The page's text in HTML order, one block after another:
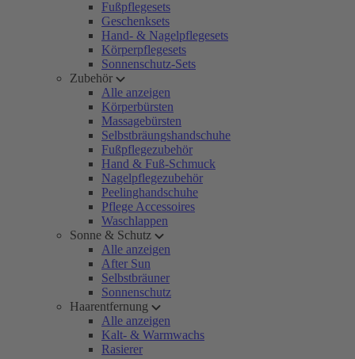
Fußpflegesets
Geschenksets
Hand- & Nagelpflegesets
Körperpflegesets
Sonnenschutz-Sets
Zubehör
Alle anzeigen
Körperbürsten
Massagebürsten
Selbstbräungshandschuhe
Fußpflegezubehör
Hand & Fuß-Schmuck
Nagelpflegezubehör
Peelinghandschuhe
Pflege Accessoires
Waschlappen
Sonne & Schutz
Alle anzeigen
After Sun
Selbstbräuner
Sonnenschutz
Haarentfernung
Alle anzeigen
Kalt- & Warmwachs
Rasierer